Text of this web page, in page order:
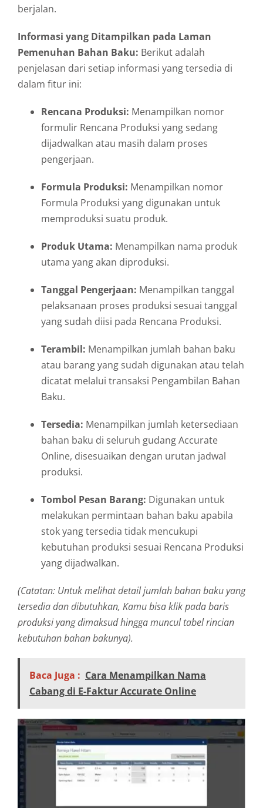
berjalan.
Informasi yang Ditampilkan pada Laman
Pemenuhan Bahan Baku: Berikut adalah
penjelasan dari setiap informasi yang tersedia di
dalam fitur ini:
Rencana Produksi: Menampilkan nomor
formulir Rencana Produksi yang sedang
dijadwalkan atau masih dalam proses
pengerjaan.
Formula Produksi: Menampilkan nomor
Formula Produksi yang digunakan untuk
memproduksi suatu produk.
Produk Utama: Menampilkan nama produk
utama yang akan diproduksi.
Tanggal Pengerjaan: Menampilkan tanggal
pelaksanaan proses produksi sesuai tanggal
yang sudah diisi pada Rencana Produksi.
Terambil: Menampilkan jumlah bahan baku
atau barang yang sudah digunakan atau telah
dicatat melalui transaksi Pengambilan Bahan
Baku.
Tersedia: Menampilkan jumlah ketersediaan
bahan baku di seluruh gudang Accurate
Online, disesuaikan dengan urutan jadwal
produksi.
Tombol Pesan Barang: Digunakan untuk
melakukan permintaan bahan baku apabila
stok yang tersedia tidak mencukupi
kebutuhan produksi sesuai Rencana Produksi
yang dijadwalkan.
(Catatan: Untuk melihat detail jumlah bahan baku yang
tersedia dan dibutuhkan, Kamu bisa klik pada baris
produksi yang dimaksud hingga muncul tabel rincian
kebutuhan bahan bakunya).
Baca Juga : Cara Menampilkan Nama
Cabang di E-Faktur Accurate Online